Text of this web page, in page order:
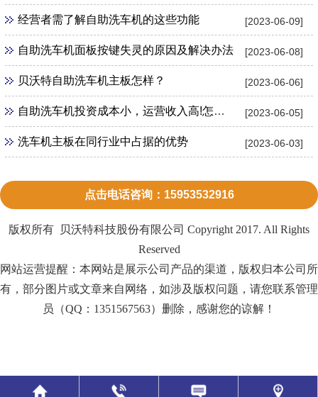
[2023-06-09]
经营者需了解自助洗车机的这些功能
[2023-06-08]
自助洗车机面板按键失灵的原因及解决办法
[2023-06-06]
贝沃特自助洗车机主板怎样？
[2023-06-05]
自助洗车机投资成本小，运营收入高!怎么加盟？
[2023-06-03]
洗车机主板在同行业中占据的优势
点击电话咨询：15953532916
版权所有 贝沃特科技股份有限公司 Copyright 2017. All Rights
Reserved
网站运营提醒：本网站是展示公司产品的渠道，版权归本公司所
有，部分图片或文章来自网络，如涉及版权问题，请您联系管理
员（QQ：1351567563）删除，感谢您的谅解！